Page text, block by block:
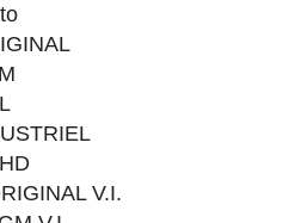
V.I.